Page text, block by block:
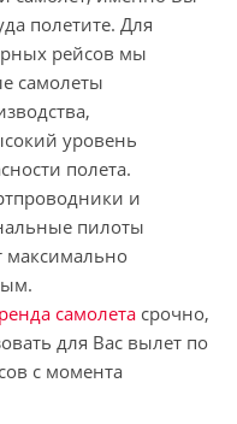
полетите. Для
рейсов мы
самолеты
уровень
полета.
и
пилоты
максимально
самолета срочно,
для Вас вылет по
с момента